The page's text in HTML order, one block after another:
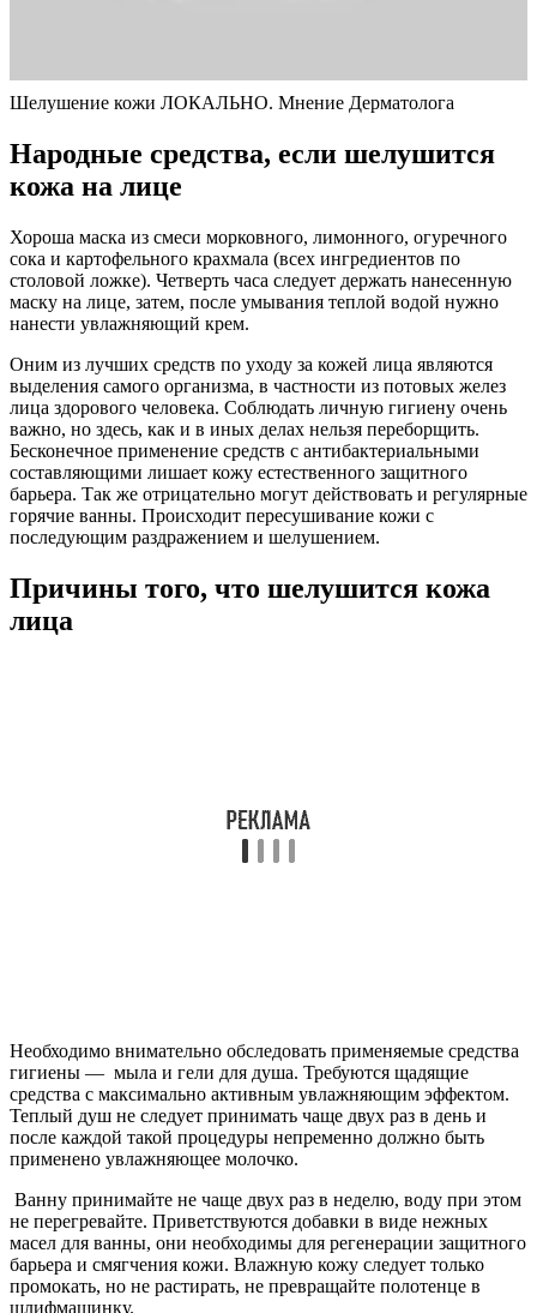
Шелушение кожи ЛОКАЛЬНО. Мнение Дерматолога
Народные средства, если шелушится
кожа на лице
Хороша маска из смеси морковного, лимонного, огуречного
сока и картофельного крахмала (всех ингредиентов по
столовой ложке). Четверть часа следует держать нанесенную
маску на лице, затем, после умывания теплой водой нужно
нанести увлажняющий крем.
Оним из лучших средств по уходу за кожей лица являются
выделения самого организма, в частности из потовых желез
лица здорового человека. Соблюдать личную гигиену очень
важно, но здесь, как и в иных делах нельзя переборщить.
Бесконечное применение средств с антибактериальными
составляющими лишает кожу естественного защитного
барьера. Так же отрицательно могут действовать и регулярные
горячие ванны. Происходит пересушивание кожи с
последующим раздражением и шелушением.
Причины того, что шелушится кожа
лица
Необходимо внимательно обследовать применяемые средства
гигиены — мыла и гели для душа. Требуются щадящие
средства с максимально активным увлажняющим эффектом.
Теплый душ не следует принимать чаще двух раз в день и
после каждой такой процедуры непременно должно быть
применено увлажняющее молочко.
Ванну принимайте не чаще двух раз в неделю, воду при этом
не перегревайте. Приветствуются добавки в виде нежных
масел для ванны, они необходимы для регенерации защитного
барьера и смягчения кожи. Влажную кожу следует только
промокать, но не растирать, не превращайте полотенце в
шлифмашинку.